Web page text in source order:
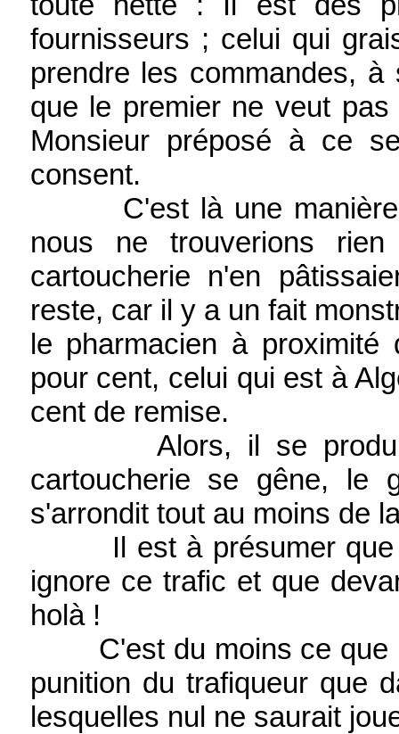
fournisseurs ; celui qui
prendre les commandes,
que le premier ne veut
Monsieur préposé à ce
consent.
C'est là une manière
nous ne trouverions
cartoucherie n'en
reste, car il y a un fait
le pharmacien à
pour cent, celui qui est à
cent de remise.
Alors, il se produit
cartoucherie se gêne, le
s'arrondit tout au moins de
Il est à présumer que
ignore ce trafic et que
holà !
C'est du moins ce que
punition du trafiqueur que
lesquelles nul ne saurait